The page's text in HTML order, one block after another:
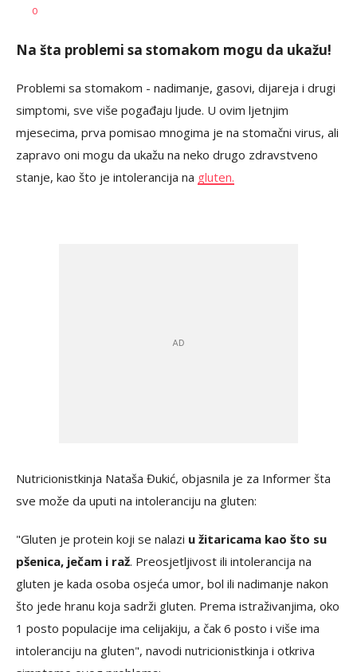
AUTOR
0
Na šta problemi sa stomakom mogu da ukažu!
Problemi sa stomakom - nadimanje, gasovi, dijareja i drugi
simptomi, sve više pogađaju ljude. U ovim ljetnjim
mjesecima, prva pomisao mnogima je na stomačni virus, ali
zapravo oni mogu da ukažu na neko drugo zdravstveno
stanje, kao što je intolerancija na gluten.
Nutricionistkinja Nataša Đukić, objasnila je za Informer šta
sve može da uputi na intoleranciju na gluten:
"Gluten je protein koji se nalazi u žitaricama kao što su
pšenica, ječam i raž. Preosjetljivost ili intolerancija na
gluten je kada osoba osjeća umor, bol ili nadimanje nakon
što jede hranu koja sadrži gluten. Prema istraživanjima, oko
1 posto populacije ima celijakiju, a čak 6 posto i više ima
intoleranciju na gluten", navodi nutricionistkinja i otkriva